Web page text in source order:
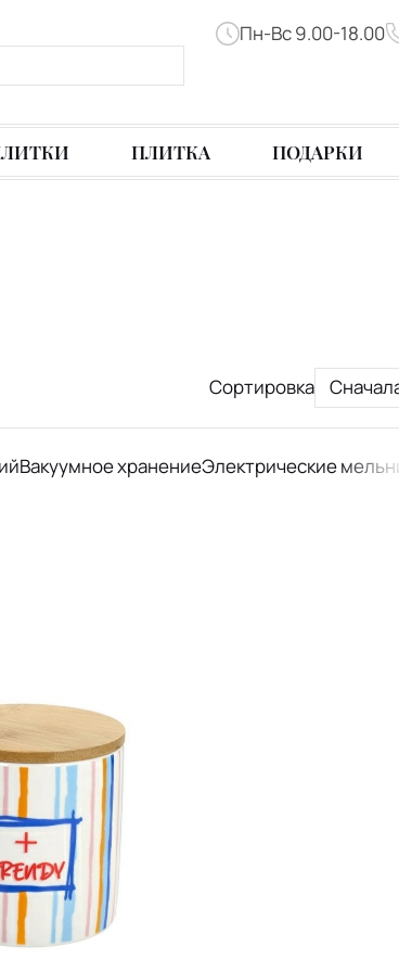
Пн-Вс 9.00-18.00
ПЛИТКА ПОДАРКИ
Сортировка
Вакуумное хранениеЭлектрические